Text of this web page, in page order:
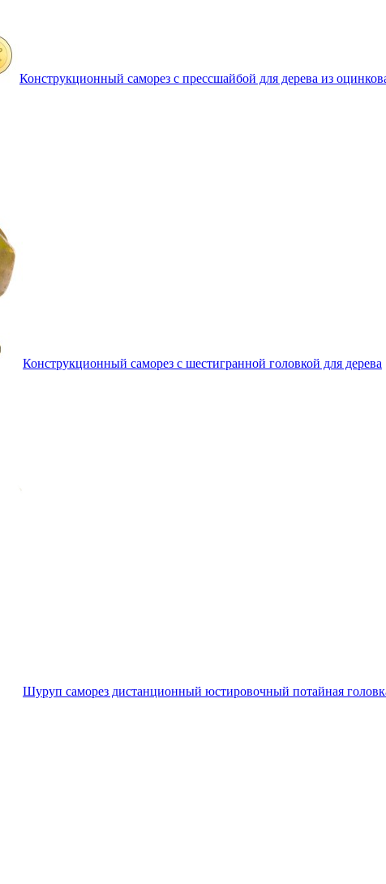
Конструкционный саморез с прессшайбой для дерева из
Конструкционный саморез с шестигранной головкой для дерева
Шуруп саморез дистанционный юстировочный потайная